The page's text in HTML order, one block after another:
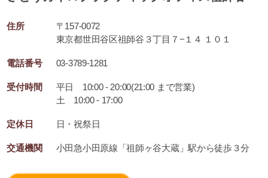
住所
〒157-0072
東京都世田谷区祖師谷３丁目７−１４ １０１
電話番号 03-3789-1281
受付時間
平日 10:00 - 20:00(21:00 まで営業)
土 10:00 - 17:00
定休日 日・祝祭日
交通機関 小田急小田原線「祖師ヶ谷大蔵」駅から徒歩３分